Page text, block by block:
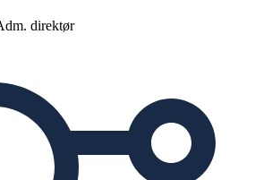
direktør